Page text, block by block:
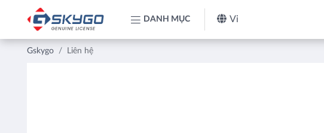
DANH MỤC Vi
Gskygo Liên hệ